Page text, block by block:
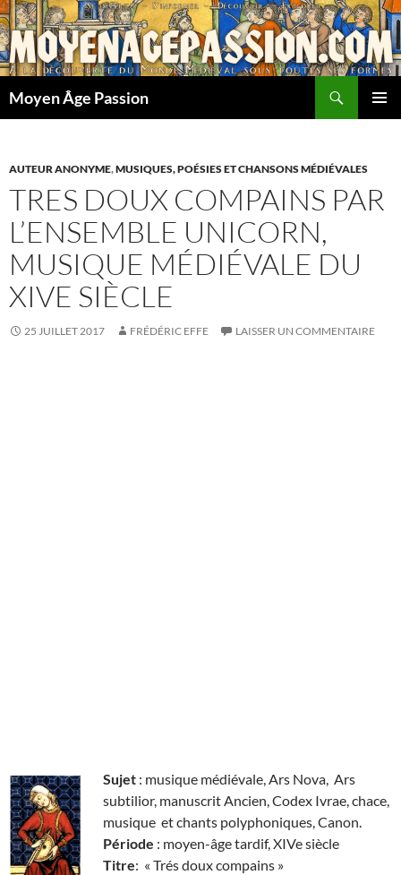
Aller
au
contenu
Moyen Âge Passion
AUTEUR ANONYME,MUSIQUES, POÉSIES ET CHANSONS MÉDIÉVALES
TRES DOUX COMPAINS PAR
L’ENSEMBLE UNICORN,
MUSIQUE MÉDIÉVALE DU
XIVE SIÈCLE
25 JUILLET 2017 FRÉDÉRIC EFFE LAISSER UN COMMENTAIRE
Sujet : musique médiévale, Ars Nova, Ars
subtilior, manuscrit Ancien, Codex Ivrae, chace,
musique et chants polyphoniques, Canon.
Période : moyen-âge tardif, XIVe siècle
Titre: « Trés doux compains »